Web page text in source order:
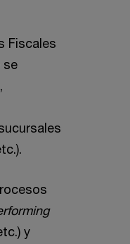
Fiscales
se
y